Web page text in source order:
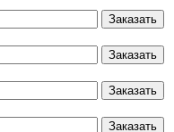
Заказать
Заказать
Заказать
Заказать